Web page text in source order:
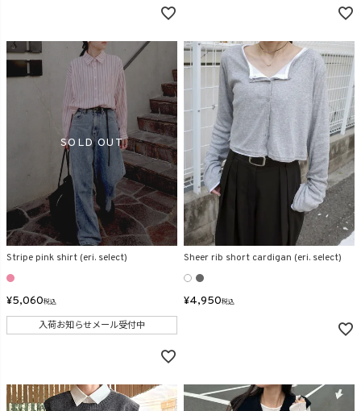
Stripe pink shirt (eri. select)
¥5,060税込
入荷お知らせメール受付中
Sheer rib short cardigan (eri. select)
¥4,950税込